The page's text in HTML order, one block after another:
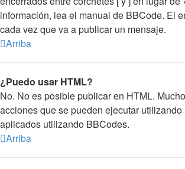
información, lea el manual de BBCode. El
cada vez que va a publicar un mensaje.
Arriba
¿Puedo usar HTML?
No. No es posible publicar en HTML.
acciones que se pueden ejecutar
aplicados utilizando BBCodes.
Arriba